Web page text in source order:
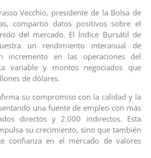
Vecchio, presidente de la Bolsa de
compartió datos positivos sobre el
del mercado. El Índice Bursátil de
un rendimiento interanual de
incremento en las operaciones del
variable y montos negociados que
de dólares.
su compromiso con la calidad y la
una fuente de empleo con más
directos y 2.000 indirectos. Esta
su crecimiento, sino que también
confianza en el mercado de valores